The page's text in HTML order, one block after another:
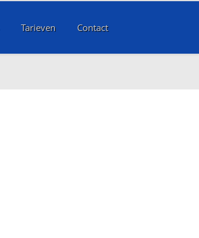
Tarieven Contact